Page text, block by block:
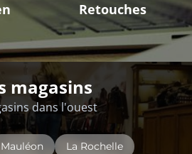
Retouches
magasins
dans l'ouest
Mauléon La Rochelle